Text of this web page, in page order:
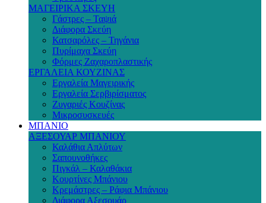
ΜΑΓΕΙΡΙΚΑ ΣΚΕΥΗ
Γάστρες – Ταψιά
Διάφορα Σκεύη
Κατσαρόλες – Τηγάνια
Πυρίμαχα Σκεύη
Φόρμες Ζαχαροπλαστικής
ΕΡΓΑΛΕΙΑ ΚΟΥΖΙΝΑΣ
Εργαλεία Μαγειρικής
Εργαλεία Σερβιρίσματος
Ζυγαριές Κουζίνας
Μικροσυσκευές
ΜΠΑΝΙΟ
ΑΞΕΣΟΥΑΡ ΜΠΑΝΙΟΥ
Καλάθια Απλύτων
Σαπουνοθήκες
Πιγκάλ – Καλαθάκια
Κουρτίνες Μπάνιου
Κρεμάστρες – Ράφια Μπάνιου
Διάφορα Αξεσουάρ